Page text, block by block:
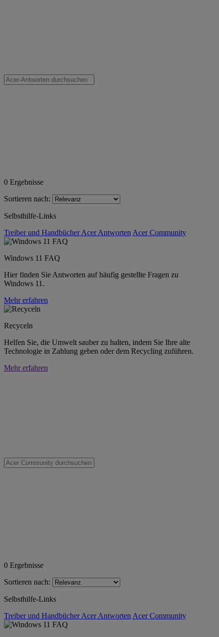
0 Ergebnisse
Sortieren nach:
Selbsthilfe-Links
Treiber und HandbücherAcer Antworten Acer Community
Windows 11 FAQ
Hier finden Sie Antworten auf häufig gestellte Fragen zu
Windows 11.
Mehr erfahren
Recyceln
Helfen Sie, die Umwelt sauber zu halten, indem Sie Ihre alte
Technologie in Zahlung geben oder dem Recycling zuführen.
Mehr erfahren
0 Ergebnisse
Sortieren nach:
Selbsthilfe-Links
Treiber und HandbücherAcer Antworten Acer Community